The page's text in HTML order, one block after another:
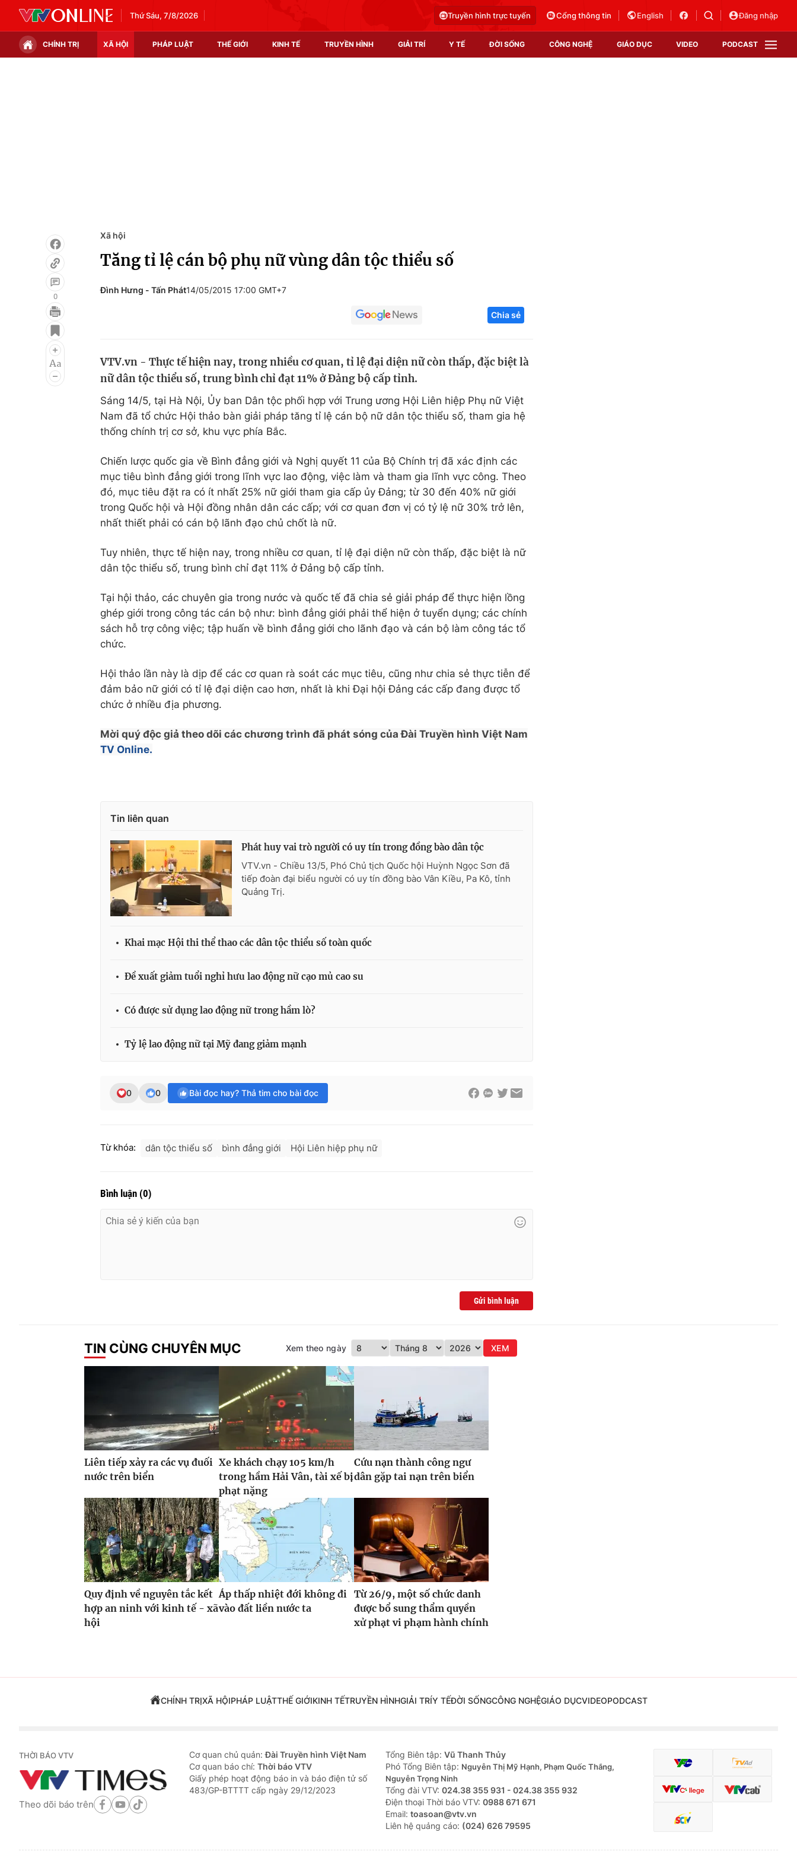
Thứ Sáu, 7/8/2026 Truyền hình trực tuyến Cổng thông tin English Đăng nhập
CHÍNH TRỊ XÃ HỘI PHÁP LUẬT THẾ GIỚI KINH TẾ TRUYỀN HÌNH GIẢI TRÍ Y TẾ ĐỜI SỐNG CÔNG NGHỆ GIÁO DỤC VIDEO PODCAST
Điện ảnh
Âm nhạc
Làm đẹp
Chất lượng cuộc sống
Học trực tuyến
Công nghệ
Sản phẩm
Tư vấn
0
Xã hội
Tăng tỉ lệ cán bộ phụ nữ vùng dân tộc thiểu số
Đình Hưng - Tấn Phát14/05/2015 17:00 GMT+7
Chia sẻ
VTV.vn - Thực tế hiện nay, trong nhiều cơ quan, tỉ lệ đại diện nữ còn thấp, đặc biệt là
nữ dân tộc thiểu số, trung bình chỉ đạt 11% ở Đảng bộ cấp tỉnh.
Sáng 14/5, tại Hà Nội, Ủy ban Dân tộc phối hợp với Trung ương Hội Liên hiệp Phụ nữ Việt
Nam đã tổ chức Hội thảo bàn giải pháp tăng tỉ lệ cán bộ nữ dân tộc thiểu số, tham gia hệ
thống chính trị cơ sở, khu vực phía Bắc.
Chiến lược quốc gia về Bình đẳng giới và Nghị quyết 11 của Bộ Chính trị đã xác định các
mục tiêu bình đẳng giới trong lĩnh vực lao động, việc làm và tham gia lĩnh vực công. Theo
đó, mục tiêu đặt ra có ít nhất 25% nữ giới tham gia cấp ủy Đảng; từ 30 đến 40% nữ giới
trong Quốc hội và Hội đồng nhân dân các cấp; với cơ quan đơn vị có tỷ lệ nữ 30% trở lên,
nhất thiết phải có cán bộ lãnh đạo chủ chốt là nữ.
Tuy nhiên, thực tế hiện nay, trong nhiều cơ quan, tỉ lệ đại diện nữ còn thấp, đặc biệt là nữ
dân tộc thiểu số, trung bình chỉ đạt 11% ở Đảng bộ cấp tỉnh.
Tại hội thảo, các chuyên gia trong nước và quốc tế đã chia sẻ giải pháp để thực hiện lồng
ghép giới trong công tác cán bộ như: bình đẳng giới phải thể hiện ở tuyển dụng; các chính
sách hỗ trợ công việc; tập huấn về bình đẳng giới cho lãnh đạo và cán bộ làm công tác tổ
chức.
Hội thảo lần này là dịp để các cơ quan rà soát các mục tiêu, cũng như chia sẻ thực tiễn để
đảm bảo nữ giới có tỉ lệ đại diện cao hơn, nhất là khi Đại hội Đảng các cấp đang được tổ
chức ở nhiều địa phương.
Mời quý độc giả theo dõi các chương trình đã phát sóng của Đài Truyền hình Việt Nam
TV Online.
Tin liên quan
Phát huy vai trò người có uy tín trong đồng bào dân tộc
VTV.vn - Chiều 13/5, Phó Chủ tịch Quốc hội Huỳnh Ngọc Sơn đã
tiếp đoàn đại biểu người có uy tín đồng bào Vân Kiều, Pa Kô, tỉnh
Quảng Trị.
Khai mạc Hội thi thể thao các dân tộc thiểu số toàn quốc
Đề xuất giảm tuổi nghỉ hưu lao động nữ cạo mủ cao su
Có được sử dụng lao động nữ trong hầm lò?
Tỷ lệ lao động nữ tại Mỹ đang giảm mạnh
0 0 Bài đọc hay? Thả tim cho bài đọc
Từ khóa: dân tộc thiểu số bình đẳng giới Hội Liên hiệp phụ nữ
Bình luận (0)
Gửi bình luận
TIN CÙNG CHUYÊN MỤC Xem theo ngày XEM
Liên tiếp xảy ra các vụ đuối
nước trên biển
Xe khách chạy 105 km/h
trong hầm Hải Vân, tài xế bị
phạt nặng
Cứu nạn thành công ngư
dân gặp tai nạn trên biển
Quy định về nguyên tắc kết
hợp an ninh với kinh tế - xã
hội
Áp thấp nhiệt đới không đi
vào đất liền nước ta
Từ 26/9, một số chức danh
được bổ sung thẩm quyền
xử phạt vi phạm hành chính
CHÍNH TRỊXÃ HỘIPHÁP LUẬTTHẾ GIỚIKINH TẾTRUYỀN HÌNHGIẢI TRÍY TẾĐỜI SỐNGCÔNG NGHỆGIÁO DỤCVIDEOPODCAST
THỜI BÁO VTV
Theo dõi báo trên
Cơ quan chủ quản:Đài Truyền hình Việt Nam
Cơ quan báo chí: Thời báo VTV
Giấy phép hoạt động báo in và báo điện tử số
483/GP-BTTTT cấp ngày 29/12/2023
Tổng Biên tập: Vũ Thanh Thủy
Phó Tổng Biên tập: Nguyễn Thị Mỹ Hạnh, Phạm Quốc Thắng,
Nguyễn Trọng Ninh
Tổng đài VTV: 024.38 355 931 - 024.38 355 932
Ðiện thoại Thời báo VTV: 0988 671 671
Email: toasoan@vtv.vn
Liên hệ quảng cáo: (024) 626 79595